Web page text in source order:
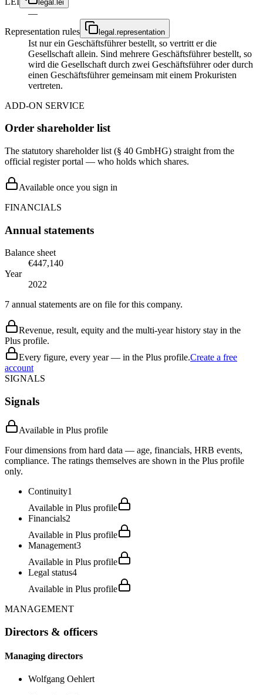
legal.lei
—
Representation rules
legal.representation
Ist nur ein Geschäftsführer bestellt, so vertritt er die
Gesellschaft allein. Sind mehrere Geschäftsführer bestellt, so
wird die Gesellschaft durch zwei Geschäftsführer oder durch
einen Geschäftsführer gemeinsam mit einem Prokuristen
vertreten.
ADD-ON SERVICE
Order shareholder list
The statutory shareholder list (§ 40 GmbHG) straight from the
official register portal — who holds which shares.
Available once you sign in
FINANCIALS
Annual statements
Balance sheet
€447,140
Year
2022
7 annual statements are on file for this company.
Revenue, result, equity and the multi-year history stay in the
Plus profile.
Every figure, every year — in the Plus profile.Create a free
account
SIGNALS
Signals
Available in Plus profile
Four dimensions from hard data — age, financials, HRB events,
compliance. The ratings themselves are shown in the Plus profile
only.
Continuity1
Available in Plus profile
Financials2
Available in Plus profile
Management3
Available in Plus profile
Legal status4
Available in Plus profile
MANAGEMENT
Directors & officers
Managing directors
Wolfgang Oehlert